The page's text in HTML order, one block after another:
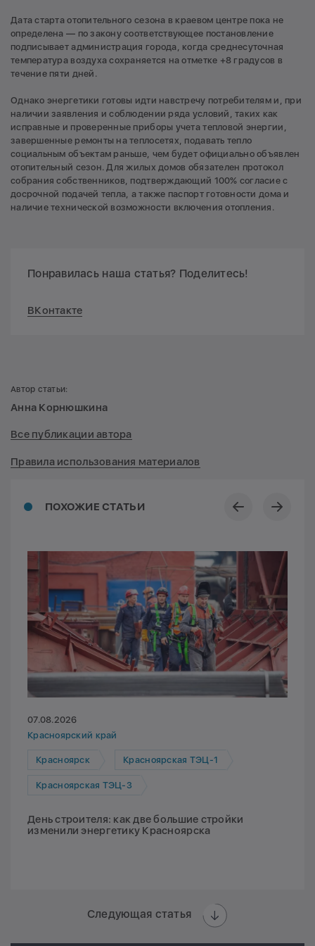
Дата старта отопительного сезона в краевом центре пока не
определена — по закону соответствующее постановление
подписывает администрация города, когда среднесуточная
температура воздуха сохраняется на отметке +8 градусов в
течение пяти дней.
Однако энергетики готовы идти навстречу потребителям и, при
наличии заявления и соблюдении ряда условий, таких как
исправные и проверенные приборы учета тепловой энергии,
завершенные ремонты на теплосетях, подавать тепло
социальным объектам раньше, чем будет официально объявлен
отопительный сезон. Для жилых домов обязателен протокол
собрания собственников, подтверждающий 100% согласие с
досрочной подачей тепла, а также паспорт готовности дома и
наличие технической возможности включения отопления.
Понравилась наша статья? Поделитесь!
ВКонтакте
ПОХОЖИЕ СТАТЬИ
07.08.2026
Красноярский край
Красноярск Красноярская ТЭЦ-1
Красноярская ТЭЦ-3
День строителя: как две большие стройки
изменили энергетику Красноярска
Следующая статья
Автор статьи:
Анна Корнюшкина
Все публикации автора
Правила использования материалов